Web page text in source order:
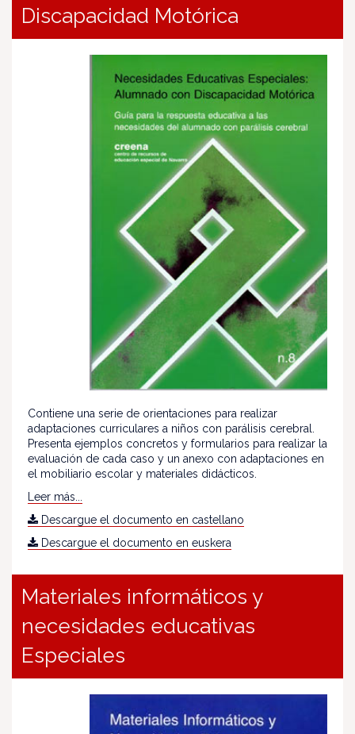
Discapacidad Motórica
Contiene una serie de orientaciones para realizar
adaptaciones curriculares a niños con parálisis cerebral.
Presenta ejemplos concretos y formularios para realizar la
evaluación de cada caso y un anexo con adaptaciones en
el mobiliario escolar y materiales didácticos.
Leer más...
Descargue el documento en castellano
Descargue el documento en euskera
Materiales informáticos y
necesidades educativas
Especiales